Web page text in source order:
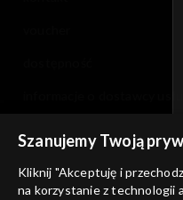
Szanujemy Twoją
Kliknij "Akceptuję i
na korzystanie z technologii